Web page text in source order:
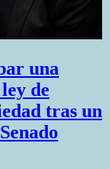
una
de
tras un